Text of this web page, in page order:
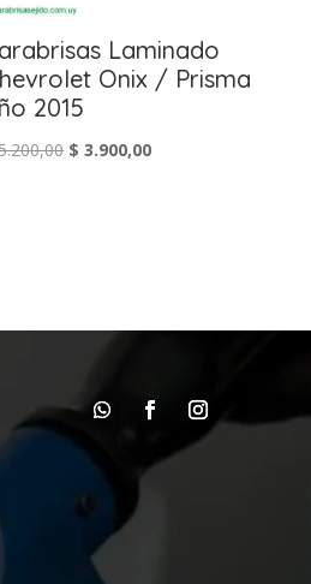
Laminado
Onix / Prisma
2015
El
$ 3.900,00El